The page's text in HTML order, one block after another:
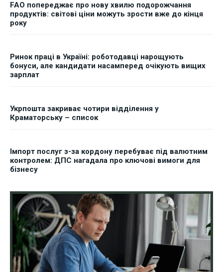
FAO попереджає про нову хвилю подорожчання
продуктів: світові ціни можуть зрости вже до кінця
року
Ринок праці в Україні: роботодавці нарощують
бонуси, але кандидати насамперед очікують вищих
зарплат
Укрпошта закриває чотири відділення у
Краматорську – список
Імпорт послуг з-за кордону перебуває під валютним
контролем: ДПС нагадала про ключові вимоги для
бізнесу